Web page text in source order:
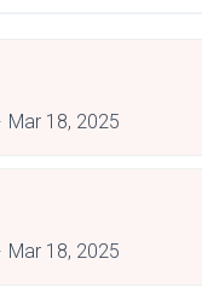
Mar 18, 2025
Mar 18, 2025